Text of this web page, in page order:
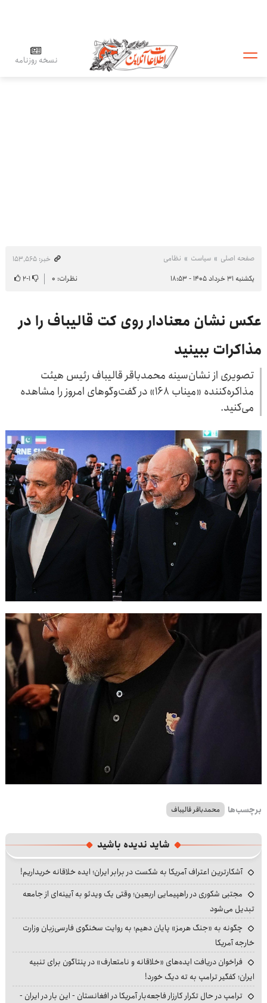
نسخه روزنامه
صفحه اصلی سیاست نظامی
خبر: ۱۵۳٬۵۶۵
یکشنبه ۳۱ خرداد ۱۴۰۵ - ۱۸:۵۳
نظرات: ۰ ۱-۲
عکس نشان معنادار روی کت قالیباف را در
مذاکرات ببینید
تصویری از نشان‌سینه محمدباقر قالیباف رئیس هیئت
مذاکره‌کننده «میناب ۱۶۸» در گفت‌وگوهای امروز را مشاهده
می‌کنید.
برچسب‌ها محمدباقر قالیباف
شاید ندیده باشید
آشکارترین اعتراف آمریکا به شکست در برابر ایران؛ ایده خلاقانه خریداریم!
مجتبی شکوری در راهپیمایی اربعین؛ وقتی یک ویدئو به آیینه‌ای از جامعه
تبدیل می‌شود
چگونه به «جنگ هرمز» پایان دهیم؛ به روایت سخنگوی فارسی‌زبان وزارت
خارجه آمریکا
فراخوان دریافت ایده‌های «خلاقانه و نامتعارف» در پنتاگون برای تنبیه
ایران؛ کفگیر ترامپ به ته دیگ خورد!
ترامپ در حال تکرار کارزار فاجعه‌بار آمریکا در افغانستان - این بار در ایران -